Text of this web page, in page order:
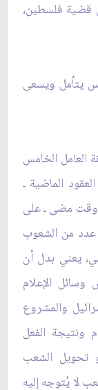
قضية فلسطين،
يتأمل ويسعى
العامل الخامس
الماضية ـ
وقت مضى ـ على
عدد من الشعوب
يعني بدل أن
الإعلام
والمشروع
ونتيجة الفعل
تحويل الشعب
لا يُتوجه إليه